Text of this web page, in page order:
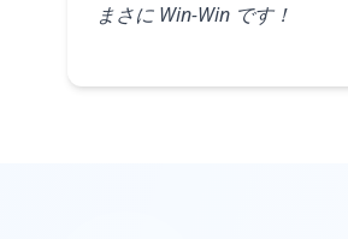
まさに Win-Win です！